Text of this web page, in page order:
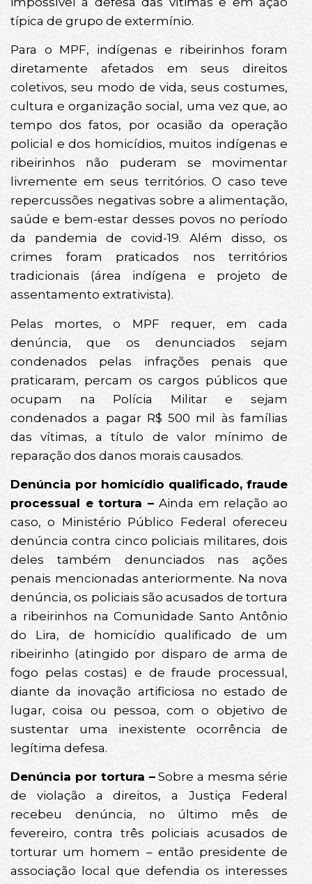
típica de grupo de extermínio.
Para o MPF, indígenas e ribeirinhos foram
diretamente afetados em seus direitos
coletivos, seu modo de vida, seus costumes,
cultura e organização social, uma vez que, ao
tempo dos fatos, por ocasião da operação
policial e dos homicídios, muitos indígenas e
ribeirinhos não puderam se movimentar
livremente em seus territórios. O caso teve
repercussões negativas sobre a alimentação,
saúde e bem-estar desses povos no período
da pandemia de covid-19. Além disso, os
crimes foram praticados nos territórios
tradicionais (área indígena e projeto de
assentamento extrativista).
Pelas mortes, o MPF requer, em cada
denúncia, que os denunciados sejam
condenados pelas infrações penais que
praticaram, percam os cargos públicos que
ocupam na Polícia Militar e sejam
condenados a pagar R$ 500 mil às famílias
das vítimas, a título de valor mínimo de
reparação dos danos morais causados.
Denúncia por homicídio qualificado, fraude
processual e tortura – Ainda em relação ao
caso, o Ministério Público Federal ofereceu
denúncia contra cinco policiais militares, dois
deles também denunciados nas ações
penais mencionadas anteriormente. Na nova
denúncia, os policiais são acusados de tortura
a ribeirinhos na Comunidade Santo Antônio
do Lira, de homicídio qualificado de um
ribeirinho (atingido por disparo de arma de
fogo pelas costas) e de fraude processual,
diante da inovação artificiosa no estado de
lugar, coisa ou pessoa, com o objetivo de
sustentar uma inexistente ocorrência de
legítima defesa.
Denúncia por tortura –Sobre a mesma série
de violação a direitos, a Justiça Federal
recebeu denúncia, no último mês de
fevereiro, contra três policiais acusados de
torturar um homem – então presidente de
associação local que defendia os interesses